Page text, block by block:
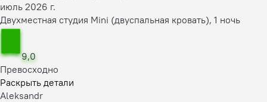
июль 2026 г.
Двухместная студия Mini (двуспальная кровать), 1 ночь
9,0
Превосходно
Раскрыть детали
Aleksandr